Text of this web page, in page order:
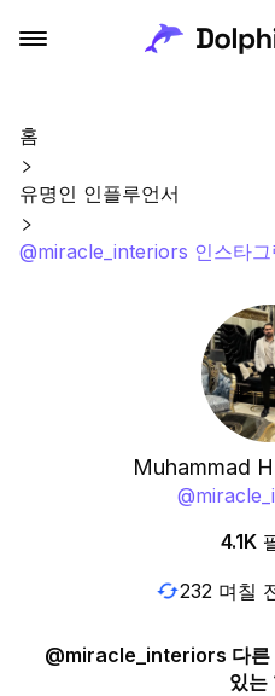
홈
유명인 인플루언서
@miracle_interiors 인스타
Muhammad
@
4.1K
232 며칠
@miracle_interiors 다른
있는